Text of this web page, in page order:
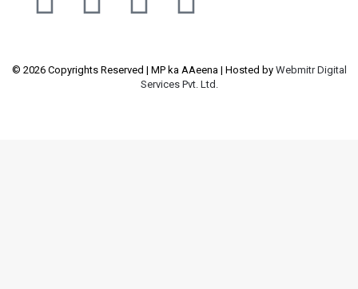
© 2026 Copyrights Reserved | MP ka AAeena | Hosted by Webmitr Digital
Services Pvt. Ltd.